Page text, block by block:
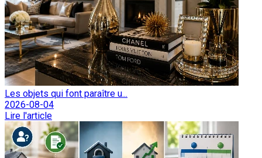
Les objets qui font paraître u...
2026-08-04
Lire l'article